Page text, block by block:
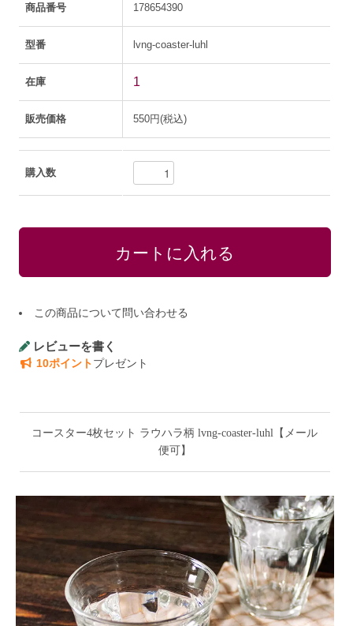
商品番号 178654390
型番 lvng-coaster-luhl
在庫 1
販売価格 550円(税込)
購入数
この商品について問い合わせる
レビューを書く
10ポイントプレゼント
コースター4枚セット ラウハラ柄 lvng-coaster-luhl【メール
便可】